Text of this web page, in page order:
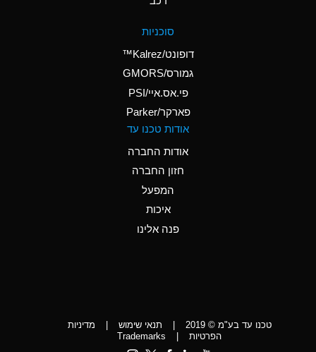
Ammonium Persulfate
Ammonium Phosphate
A
Ammonium Sulfate
*
Amyl Acetate (Banana
Aniline
D
סוכניות
דופונט/Kalrez™
גמורס/GMORS
פי.אס.איי/PSI
פארקר/Parker
אודות טכנו עד
אודות החברה
חזון החברה
המפעל
איכות
פנה אלינו
טכנו עד בע"מ © 2019 | תנאי שימוש |
מדיניות
הפרטיות
|
Trademarks